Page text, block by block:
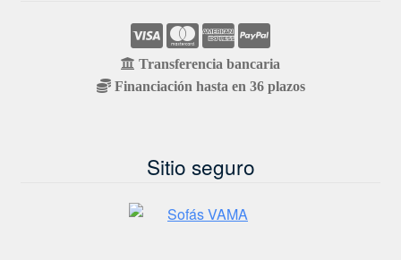
Transferencia bancaria
Financiación hasta en 36 plazos
Sitio seguro